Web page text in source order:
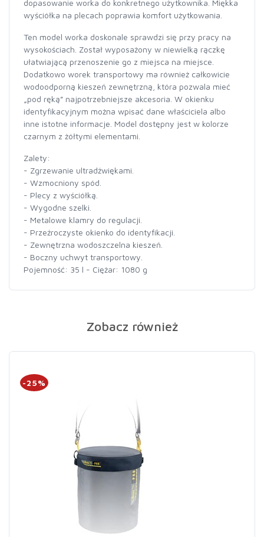
dopasowanie worka do konkretnego użytkownika. Miękka
wyściółka na plecach poprawia komfort użytkowania.
Ten model worka doskonale sprawdzi się przy pracy na
wysokościach. Został wyposażony w niewielką rączkę
ułatwiającą przenoszenie go z miejsca na miejsce.
Dodatkowo worek transportowy ma również całkowicie
wodoodporną kieszeń zewnętrzną, która pozwala mieć
„pod ręką” najpotrzebniejsze akcesoria. W okienku
identyfikacyjnym można wpisać dane właściciela albo
inne istotne informacje. Model dostępny jest w kolorze
czarnym z żółtymi elementami.
Zalety:
- Zgrzewanie ultradźwiękami.
- Wzmocniony spód.
- Plecy z wyściółką.
- Wygodne szelki.
- Metalowe klamry do regulacji.
- Przeźroczyste okienko do identyfikacji.
- Zewnętrzna wodoszczelna kieszeń.
- Boczny uchwyt transportowy.
Pojemność: 35 l - Ciężar: 1080 g
Zobacz również
-25%